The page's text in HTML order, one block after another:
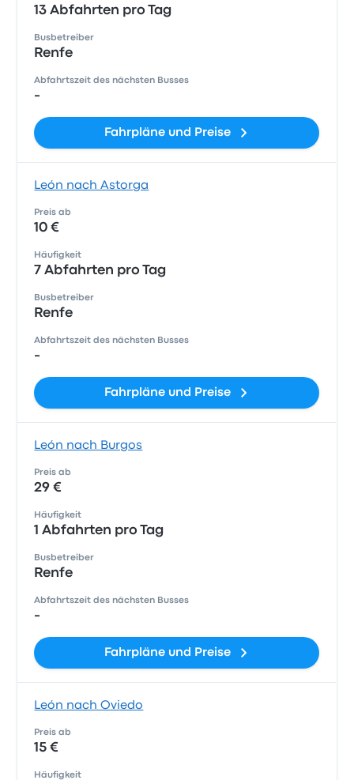
13 Abfahrten pro Tag
Busbetreiber
Renfe
Abfahrtszeit des nächsten Busses
-
Fahrpläne und Preise
León nach Astorga
Preis ab
10 €
Häufigkeit
7 Abfahrten pro Tag
Busbetreiber
Renfe
Abfahrtszeit des nächsten Busses
-
Fahrpläne und Preise
León nach Burgos
Preis ab
29 €
Häufigkeit
1 Abfahrten pro Tag
Busbetreiber
Renfe
Abfahrtszeit des nächsten Busses
-
Fahrpläne und Preise
León nach Oviedo
Preis ab
15 €
Häufigkeit